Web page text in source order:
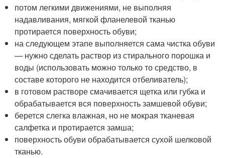
потом легкими движениями, не выполняя
надавливания, мягкой фланелевой тканью
протирается поверхность обуви;
на следующем этапе выполняется сама чистка обуви
— нужно сделать раствор из стирального порошка и
воды (использовать можно только то средство, в
составе которого не находится отбеливатель);
в готовом растворе смачивается щетка или губка и
обрабатывается вся поверхность замшевой обуви;
берется слегка влажная, но не мокрая тканевая
салфетка и протирается замша;
поверхность обуви обрабатывается сухой шелковой
тканью.